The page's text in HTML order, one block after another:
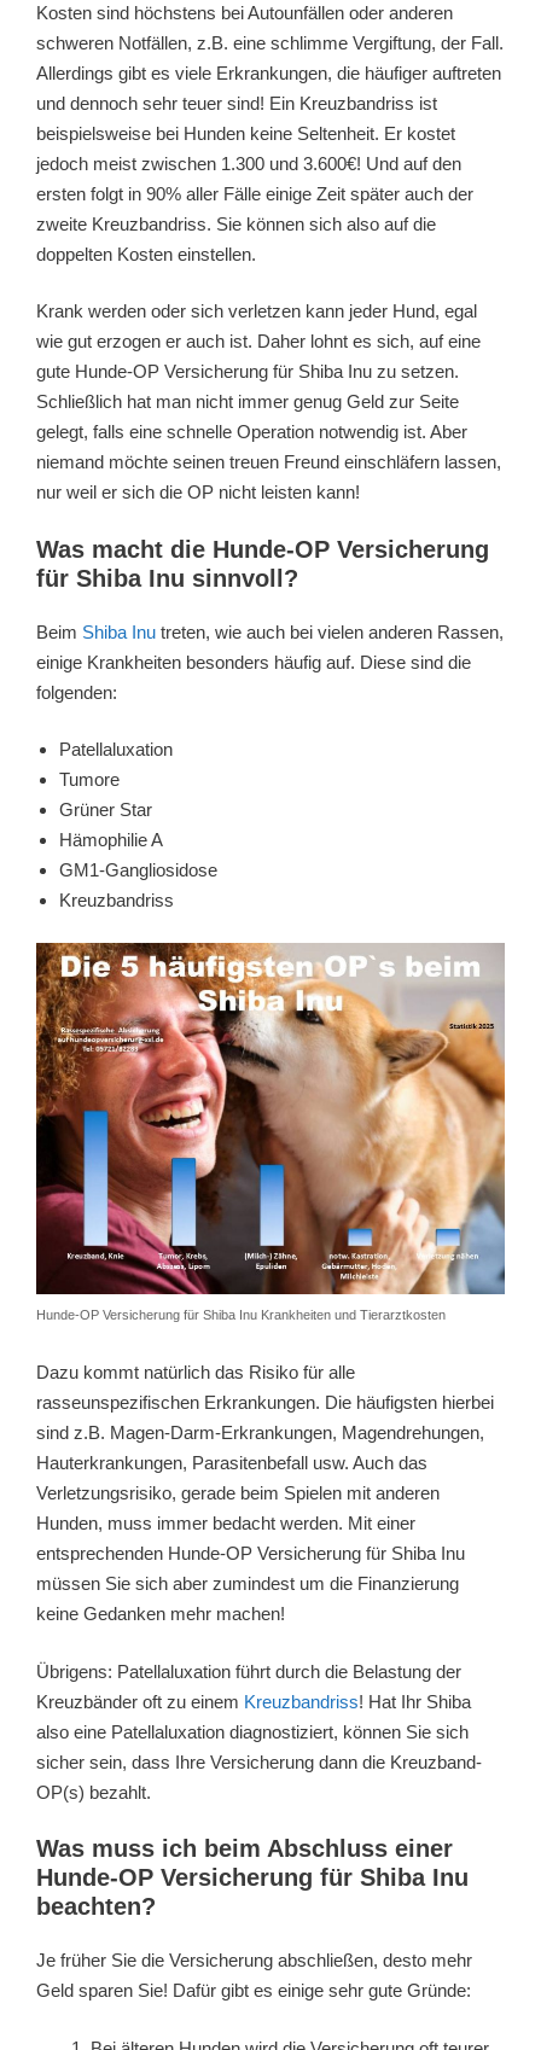
Kosten sind höchstens bei Autounfällen oder anderen
schweren Notfällen, z.B. eine schlimme Vergiftung, der Fall.
Allerdings gibt es viele Erkrankungen, die häufiger auftreten
und dennoch sehr teuer sind! Ein Kreuzbandriss ist
beispielsweise bei Hunden keine Seltenheit. Er kostet
jedoch meist zwischen 1.300 und 3.600€! Und auf den
ersten folgt in 90% aller Fälle einige Zeit später auch der
zweite Kreuzbandriss. Sie können sich also auf die
doppelten Kosten einstellen.
Krank werden oder sich verletzen kann jeder Hund, egal
wie gut erzogen er auch ist. Daher lohnt es sich, auf eine
gute Hunde-OP Versicherung für Shiba Inu zu setzen.
Schließlich hat man nicht immer genug Geld zur Seite
gelegt, falls eine schnelle Operation notwendig ist. Aber
niemand möchte seinen treuen Freund einschläfern lassen,
nur weil er sich die OP nicht leisten kann!
Was macht die Hunde-OP Versicherung
für Shiba Inu sinnvoll?
Beim Shiba Inu treten, wie auch bei vielen anderen Rassen,
einige Krankheiten besonders häufig auf. Diese sind die
folgenden:
Patellaluxation
Tumore
Grüner Star
Hämophilie A
GM1-Gangliosidose
Kreuzbandriss
Hunde-OP Versicherung für Shiba Inu Krankheiten und Tierarztkosten
Dazu kommt natürlich das Risiko für alle
rasseunspezifischen Erkrankungen. Die häufigsten hierbei
sind z.B. Magen-Darm-Erkrankungen, Magendrehungen,
Hauterkrankungen, Parasitenbefall usw. Auch das
Verletzungsrisiko, gerade beim Spielen mit anderen
Hunden, muss immer bedacht werden. Mit einer
entsprechenden Hunde-OP Versicherung für Shiba Inu
müssen Sie sich aber zumindest um die Finanzierung
keine Gedanken mehr machen!
Übrigens: Patellaluxation führt durch die Belastung der
Kreuzbänder oft zu einem Kreuzbandriss! Hat Ihr Shiba
also eine Patellaluxation diagnostiziert, können Sie sich
sicher sein, dass Ihre Versicherung dann die Kreuzband-
OP(s) bezahlt.
Was muss ich beim Abschluss einer
Hunde-OP Versicherung für Shiba Inu
beachten?
Je früher Sie die Versicherung abschließen, desto mehr
Geld sparen Sie! Dafür gibt es einige sehr gute Gründe: